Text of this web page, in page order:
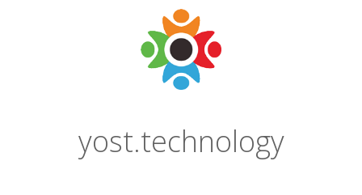
yost.technology